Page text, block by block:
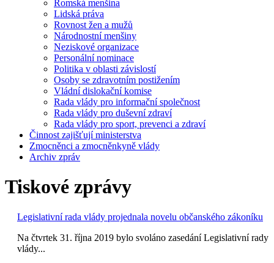
Romská menšina
Lidská práva
Rovnost žen a mužů
Národnostní menšiny
Neziskové organizace
Personální nominace
Politika v oblasti závislostí
Osoby se zdravotním postižením
Vládní dislokační komise
Rada vlády pro informační společnost
Rada vlády pro duševní zdraví
Rada vlády pro sport, prevenci a zdraví
Činnost zajišťují ministerstva
Zmocněnci a zmocněnkyně vlády
Archiv zpráv
Tiskové zprávy
Legislativní rada vlády projednala novelu občanského zákoníku
Na čtvrtek 31. října 2019 bylo svoláno zasedání Legislativní rady
vlády...